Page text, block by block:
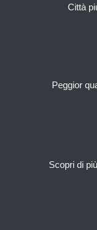
Scopri di
Città
Peggior